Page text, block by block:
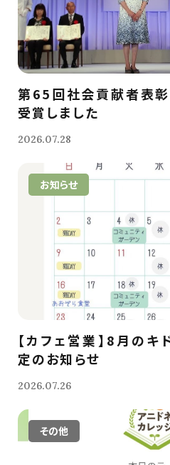
第65回社会貢献者表
受賞しました
2026.07.28
お知らせ
【カフェ営業】8月のキ
定のお知らせ
2026.07.26
その他